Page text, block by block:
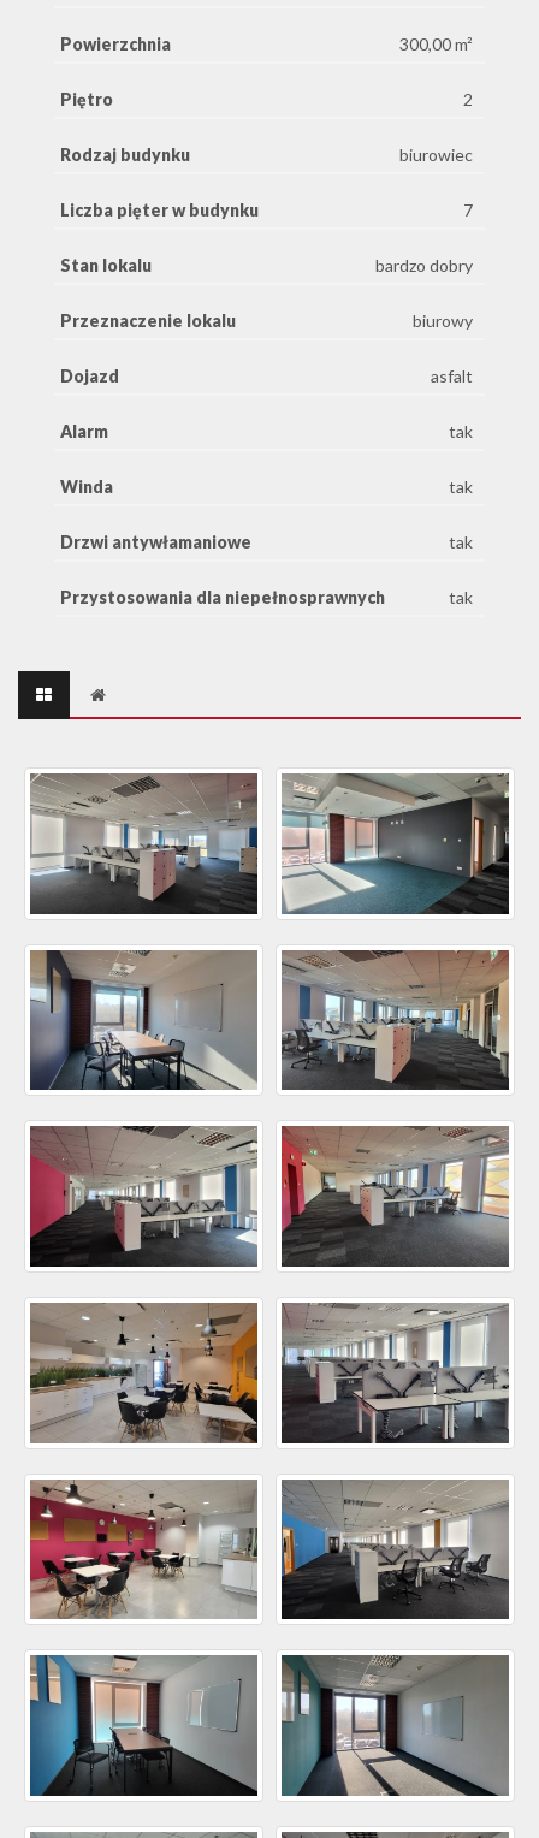
Powierzchnia 300,00 m²
Piętro 2
Rodzaj budynku biurowiec
Liczba pięter w budynku 7
Stan lokalu bardzo dobry
Przeznaczenie lokalu biurowy
Dojazd asfalt
Alarm tak
Winda tak
Drzwi antywłamaniowe tak
Przystosowania dla niepełnosprawnych tak